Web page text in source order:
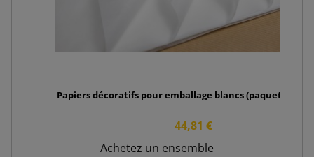
Papiers décoratifs pour emballage blancs (paquet de
44,81 €
Achetez un ensemble